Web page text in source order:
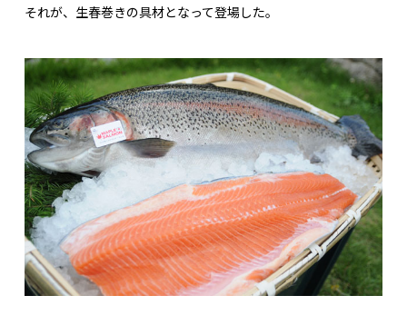
それが、生春巻きの具材となって登場した。